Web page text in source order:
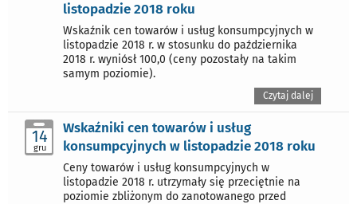
listopadzie 2018 roku
Wskaźnik cen towarów i usług konsumpcyjnych w
listopadzie 2018 r. w stosunku do października
2018 r. wyniósł 100,0 (ceny pozostały na takim
samym poziomie).
Czytaj dalej
14
gru
Wskaźniki cen towarów i usług
konsumpcyjnych w listopadzie 2018 roku
Ceny towarów i usług konsumpcyjnych w
listopadzie 2018 r. utrzymały się przeciętnie na
poziomie zbliżonym do zanotowanego przed